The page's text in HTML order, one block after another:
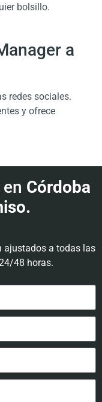
bolsillo.
a
redes sociales.
y ofrece
Córdoba
ajustados a todas las
48 horas.